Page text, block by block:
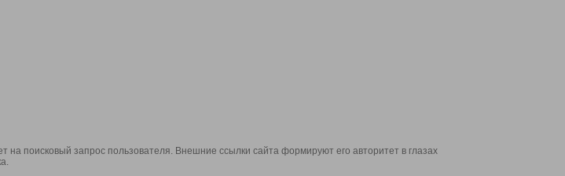
поисковый запрос пользователя. Внешние ссылки сайта формируют его авторитет в глазах